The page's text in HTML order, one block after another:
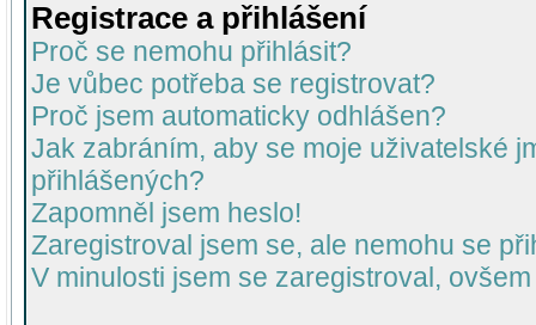
Registrace a přihlášení
Proč se nemohu přihlásit?
Je vůbec potřeba se registrovat?
Proč jsem automaticky odhlášen?
Jak zabráním, aby se moje uživatelské
přihlášených?
Zapomněl jsem heslo!
Zaregistroval jsem se, ale nemohu se
V minulosti jsem se zaregistroval,